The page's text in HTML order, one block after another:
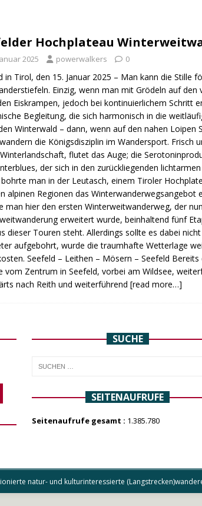
Hochplateau
2025 powerwalkers 0
in Tirol, den 15. Januar 2025 – Man kann die
Einzig, wenn man mit Grödeln auf
Eiskrampen, jedoch bei kontinuierlichem Schritt
Begleitung, die sich harmonisch in die
Winterwald – dann, wenn auf den nahen
die Königsdisziplin im Wandersport. Frisch
flutet das Auge; die
der sich in den zurückliegenden
bohrte man in der Leutasch, einem Tiroler
alpinen Regionen das
man hier den ersten Winterweitwanderweg, der
erweitert wurde, beinhaltend fünf
dieser Touren steht. Allerdings sollte es dabei
aufgebohrt, wurde die traumhafte Wetterlage
Seefeld – Leithen – Mösern – Seefeld
vom Zentrum in Seefeld, vorbei am Wildsee,
nach Reith und weiterführend [read more…]
SUCHE
SEITENAUFRUFE
Seitenaufrufe gesamt : 1.385.780
natur- und kulturinteressierte